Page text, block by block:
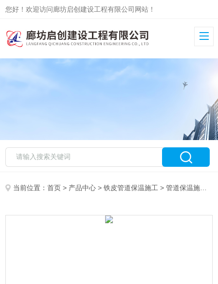
您好！欢迎访问廊坊启创建设工程有限公司网站！
当前位置：首页 > 产品中心 >铁皮管道保温施工 >管道保温施工队